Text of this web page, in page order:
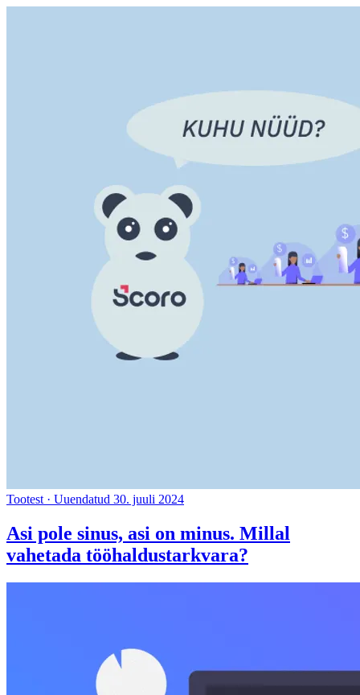
Tootest · Uuendatud 30. juuli 2024
Asi pole sinus, asi on minus. Millal
vahetada tööhaldustarkvara?